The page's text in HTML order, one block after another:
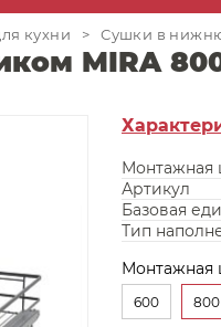
кухни > Сушки в
MIRA
Монтажная
Артикул
Базовая
Тип
Монтажная
600 800